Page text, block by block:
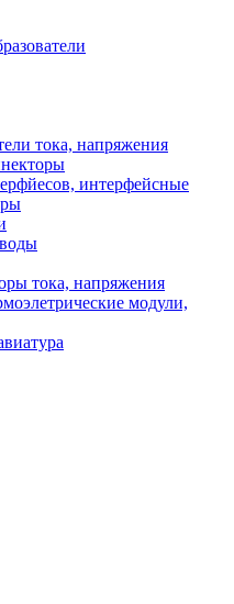
тока, напряжения
интерфейсные
тока, напряжения
модули,